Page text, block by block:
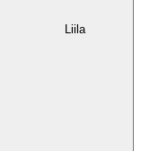
Liila